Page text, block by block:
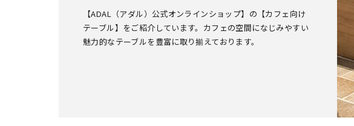
【ADAL（アダル）公式オンラインショップ】の【カフェ向け
テーブル】をご紹介しています。カフェの空間になじみやすい
魅力的なテーブルを豊富に取り揃えております。